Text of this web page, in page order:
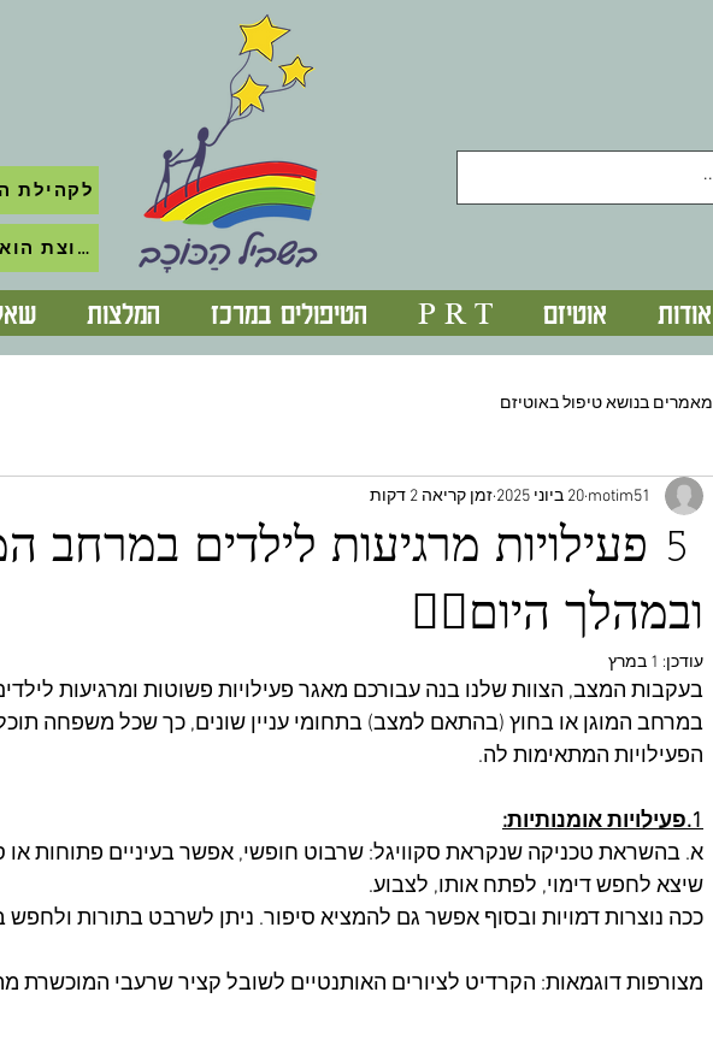
אודות אוטיזם P R T הטיפולים במרכז המלצות
לקהילת
לקבוצת הואטצאפ השקטה
מאמרים בנושא טיפול באוטיזם
5 פעילויות מרגיעות לילדים במרחב
ובמהלך היום🧘‍♀️
motim51 20 ביוני 2025 זמן קריאה 2 דקות
עודכן: 1 במרץ
בעקבות המצב, הצוות שלנו בנה עבורכם מאגר פעילויות פשוטות ומרגיעות
במרחב המוגן או בחוץ (בהתאם למצב) בתחומי עניין שונים, כך שכל משפחה
הפעילויות המתאימות לה.
1.פעילויות אומנותיות:
א. בהשראת טכניקה שנקראת סקוויגל: שרבוט חופשי, אפשר בעיניים פתוחות או
שיצא לחפש דימוי, לפתח אותו, לצבוע.
ככה נוצרות דמויות ובסוף אפשר גם להמציא סיפור. ניתן לשרבט בתורות ולחפש
מצורפות דוגמאות: הקרדיט לציורים האותנטיים לשובל קציר שרעבי המוכשרת